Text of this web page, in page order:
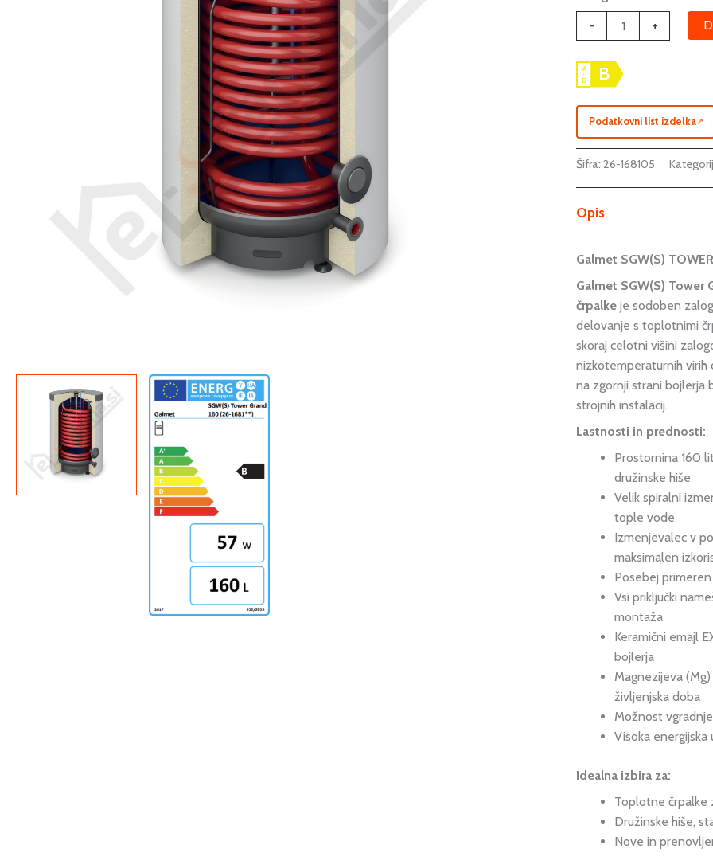
-
en
izmenjevalec
+
A
↑
D B
Podatkovni list izdelka↗
Šifra:26-168105
Opis
Galmet SGW(S)
Galmet SGW(S)
črpalkeje sodoben
delovanje s toplotnimi
skoraj celotni višini
nizkotemperaturnih virih
na zgornji strani bojlerja
strojnih instalacij.
Lastnosti in prednosti:
Prostornina 160
družinske hiše
Velik spiralni
tople vode
Izmenjevalec v
maksimalen
Posebej
Vsi priključki
montaža
Keramični emajl
bojlerja
Magnezijeva
življenjska doba
Možnost
Visoka
Idealna izbira za:
Toplotne črpalke
Družinske hiše,
Nove in